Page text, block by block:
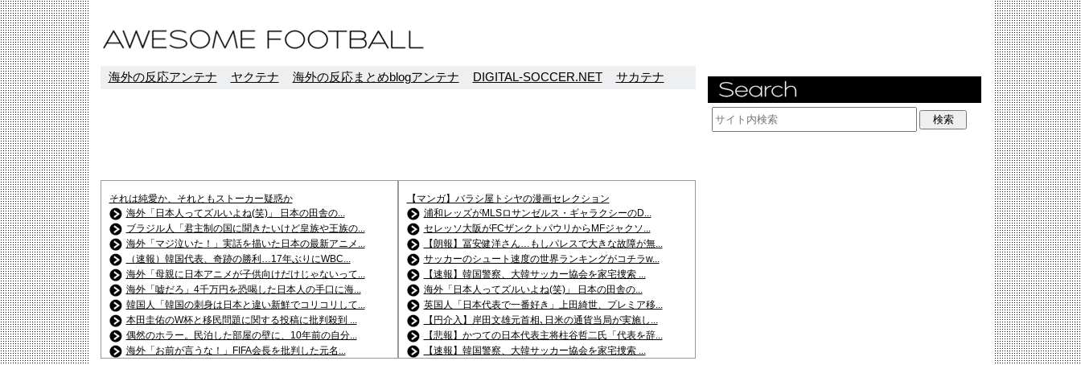
海外の反応アンテナ ヤクテナ 海外の反応まとめblogアンテナ DIGITAL-SOCCER.NET サカテナ
それは純愛か、それともストーカー疑惑か
海外「日本人ってズルいよね(笑)」 日本の田舎の...
ブラジル人「君主制の国に聞きたいけど皇族や王族の...
海外「マジ泣いた！」実話を描いた日本の最新アニメ...
（速報）韓国代表、奇跡の勝利…17年ぶりにWBC...
海外「母親に日本アニメが子供向けだけじゃないって...
海外「嘘だろ」4千万円を恐喝した日本人の手口に海...
韓国人「韓国の刺身は日本と違い新鮮でコリコリして...
本田圭佑のW杯と移民問題に関する投稿に批判殺到 ...
偶然のホラー。民泊した部屋の壁に、10年前の自分...
海外「お前が言うな！」FIFA会長を批判した元名...
【マンガ】バラシ屋トシヤの漫画セレクション
浦和レッズがMLSロサンゼルス・ギャラクシーのD...
セレッソ大阪がFCザンクトパウリからMFジャクソ...
【朗報】冨安健洋さん…もしパレスで大きな故障が無...
サッカーのシュート速度の世界ランキングがコチラw...
【速報】韓国警察、大韓サッカー協会を家宅捜索 ...
海外「日本人ってズルいよね(笑)」 日本の田舎の...
英国人「日本代表で一番好き」上田綺世、プレミア移...
【円介入】岸田文雄元首相､日米の通貨当局が実施し...
【悲報】かつての日本代表主将柱谷哲二氏「代表を辞...
【速報】韓国警察、大韓サッカー協会を家宅捜索 ...